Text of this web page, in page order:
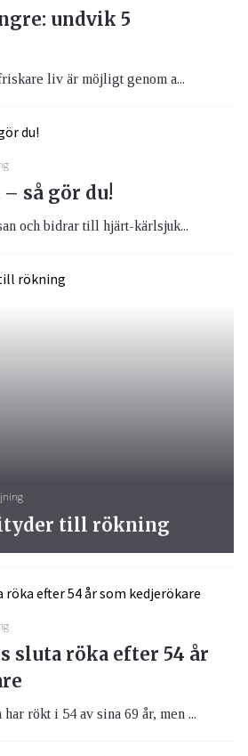
undvik 5
liv är möjligt genom a...
så gör du!
och bidrar till hjärt-kärlsjuk...
till rökning
sluta röka efter 54 år
rökt i 54 av sina 69 år, men ...